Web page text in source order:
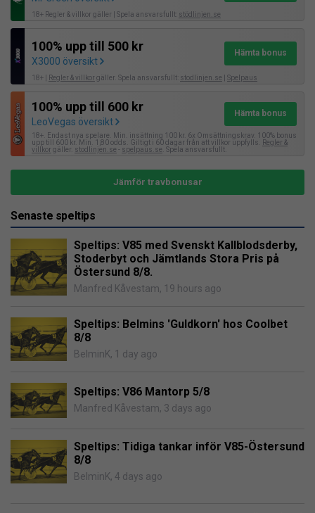
18+ Regler & villkor gäller | Spela ansvarsfullt: stödlinjen.se
100% upp till 500 kr
X3000 översikt
Hämta bonus
18+ | Regler & villkor gäller. Spela ansvarsfullt: stodlinjen.se Spelpaus
100% upp till 600 kr
LeoVegas översikt
Hämta bonus
18+. Endast nya spelare. Min. insättning 100 kr. 6x Omsättningskrav. 100% bonus
upp till 600 kr. Min. 1,80 odds. Giltigt i 60 dagar från att villkor uppfylls.
Regler &
villkor gäller. stodlinjen.se - spelpaus.se . Spela ansvarsfullt.
Jämför travbonusar
Senaste speltips
Speltips: V85 med Svenskt Kallblodsderby,
Stoderbyt och Jämtlands Stora Pris på
Östersund 8/8.
Manfred Kåvestam, 19 hours ago
Speltips: Belmins 'Guldkorn' hos Coolbet
8/8
BelminK, 1 day ago
Speltips: V86 Mantorp 5/8
Manfred Kåvestam, 3 days ago
Speltips: Tidiga tankar inför V85-Östersund
8/8
BelminK, 4 days ago